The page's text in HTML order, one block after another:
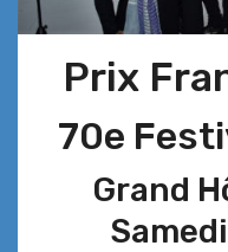
Prix
70e
Grand